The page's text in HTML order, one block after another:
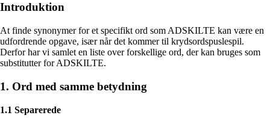
Introduktion
At finde synonymer for et specifikt ord som ADSKILTE kan være en
udfordrende opgave, især når det kommer til krydsordspuslespil.
Derfor har vi samlet en liste over forskellige ord, der kan bruges som
substitutter for ADSKILTE.
1. Ord med samme betydning
1.1 Separerede